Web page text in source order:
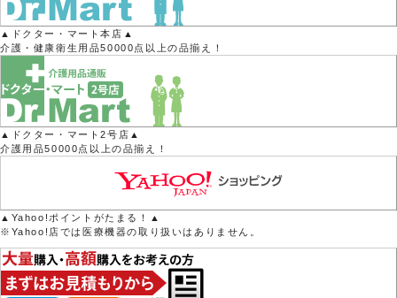
▲ドクター・マート本店▲
介護・健康衛生用品50000点以上の品揃え！
▲ドクター・マート2号店▲
介護用品50000点以上の品揃え！
▲Yahoo!ポイントがたまる！▲
※Yahoo!店では医療機器の取り扱いはありません。